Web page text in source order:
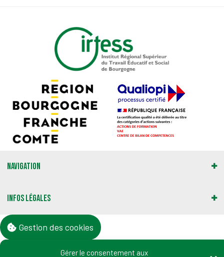
Gérer le consentement aux
Navigation
Infos légales
Gestion des cookies